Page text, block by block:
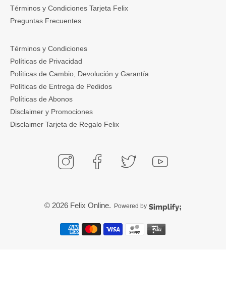
Términos y Condiciones Tarjeta Felix
Preguntas Frecuentes
Términos y Condiciones
Políticas de Privacidad
Políticas de Cambio, Devolución y Garantía
Políticas de Entrega de Pedidos
Políticas de Abonos
Disclaimer y Promociones
Disclaimer Tarjeta de Regalo Felix
© 2026 Felix Online. Powered by